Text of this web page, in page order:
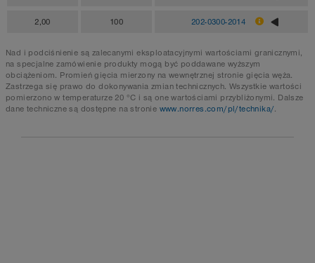
2,00 100 202-0300-2014
Nad i podciśnienie są zalecanymi eksploatacyjnymi wartościami granicznymi,
na specjalne zamówienie produkty mogą być poddawane wyższym
obciążeniom. Promień gięcia mierzony na wewnętrznej stronie gięcia węża.
Zastrzega się prawo do dokonywania zmian technicznych. Wszystkie wartości
pomierzono w temperaturze 20 °C i są one wartościami przybliżonymi. Dalsze
dane techniczne są dostępne na stronie www.norres.com/pl/technika/.